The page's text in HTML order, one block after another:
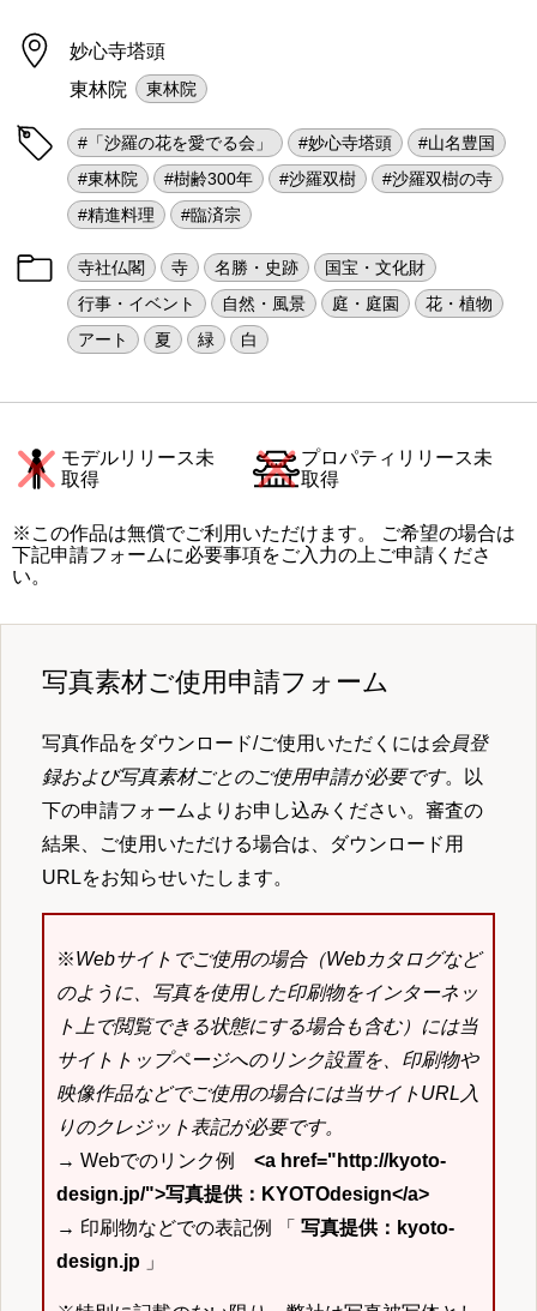
妙心寺塔頭
東林院
東林院
#「沙羅の花を愛でる会」 #妙心寺塔頭
#山名豊国
#東林院
#樹齢300年 #沙羅双樹
#沙羅双樹の寺
#精進料理
#臨済宗
寺社仏閣 寺 名勝・史跡
国宝・文化財
行事・イベント
自然・風景 庭・庭園
花・植物
アート
夏 緑 白
モデルリリース未
取得
プロパティリリース未
取得
※この作品は無償でご利用いただけます。 ご希望の場合は
下記申請フォームに必要事項をご入力の上ご申請くださ
い。
写真素材ご使用申請フォーム
写真作品をダウンロード/ご使用いただくには会員登
録および写真素材ごとのご使用申請が必要です。以
下の申請フォームよりお申し込みください。審査の
結果、ご使用いただける場合は、ダウンロード用
URLをお知らせいたします。
※Webサイトでご使用の場合（Webカタログなど
のように、写真を使用した印刷物をインターネッ
ト上で閲覧できる状態にする場合も含む）には当
サイトトップページへのリンク設置を、印刷物や
映像作品などでご使用の場合には当サイトURL入
りのクレジット表記が必要です。
→ Webでのリンク例 <a href="http://kyoto-
design.jp/">写真提供：KYOTOdesign</a>
→ 印刷物などでの表記例 「 写真提供：kyoto-
design.jp 」